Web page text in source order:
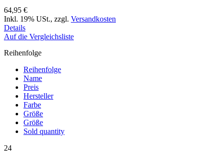
64,95 €
Inkl. 19% USt., zzgl. Versandkosten
Details
Auf die Vergleichsliste
Reihenfolge
Reihenfolge
Name
Preis
Hersteller
Farbe
Größe
Größe
Sold quantity
24